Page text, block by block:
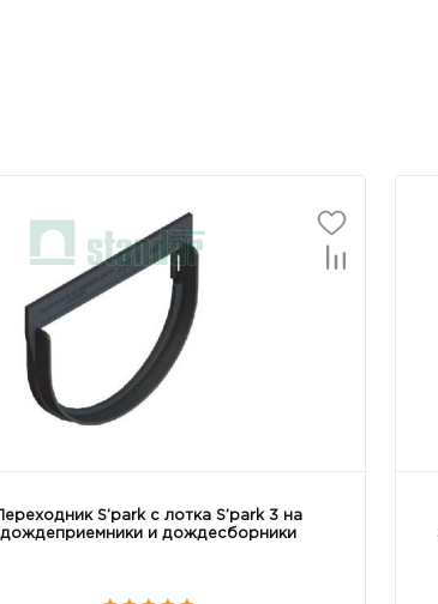
Переходник S’park с лотка S’park 3 на
дождеприемники и дождесборники